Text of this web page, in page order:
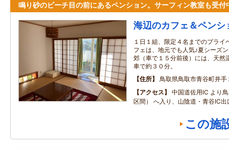
鳴り砂のビーチ目の前にあるペンション。サーフィン教室も受付
海辺のカフェ＆ペン
１日１組、限定４名までのプライ
フェは、地元でも人気♪夏シーズ
郊（車で１５分前後）には、天然
車で約３０分。
住所
鳥取県鳥取市青谷町井手
アクセス
中国道佐用IC より
区間） へ入り、山陰道・青谷IC
この施